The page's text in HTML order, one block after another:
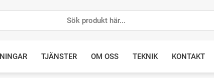
TJÄNSTER OM OSS TEKNIK KONTAKT